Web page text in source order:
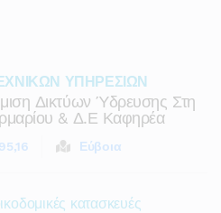
ΥΠΗΡΕΣΙΩΝ
Δικτύων Ύδρευσης Στη
& Δ.ε Καφηρέα
Εύβοια
κατασκευές